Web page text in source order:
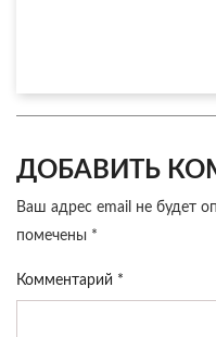
ДОБАВИТЬ
Ваш адрес email не будет
помечены *
Комментарий *